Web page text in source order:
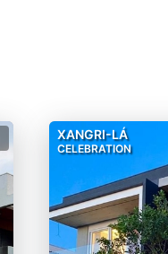
XANGRI-LÁ
CELEBRATION